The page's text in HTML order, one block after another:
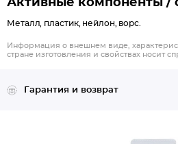
Активные компоненты /
Металл, пластик, нейлон, ворс.
Информация о внешнем виде,
стране изготовления и свойствах носит
Гарантия и возврат